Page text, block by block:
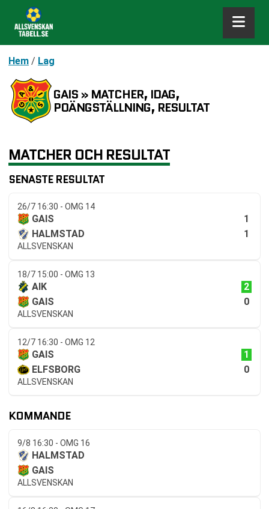
Hem / Lag
GAIS » MATCHER, IDAG,
POÄNGSTÄLLNING, RESULTAT
MATCHER OCH RESULTAT
SENASTE RESULTAT
26/7 16:30 - OMG 14
GAIS
1
HALMSTAD
1
ALLSVENSKAN
18/7 15:00 - OMG 13
AIK
2
GAIS
0
ALLSVENSKAN
12/7 16:30 - OMG 12
GAIS
1
ELFSBORG
0
ALLSVENSKAN
KOMMANDE
9/8 16:30 - OMG 16
HALMSTAD
GAIS
ALLSVENSKAN